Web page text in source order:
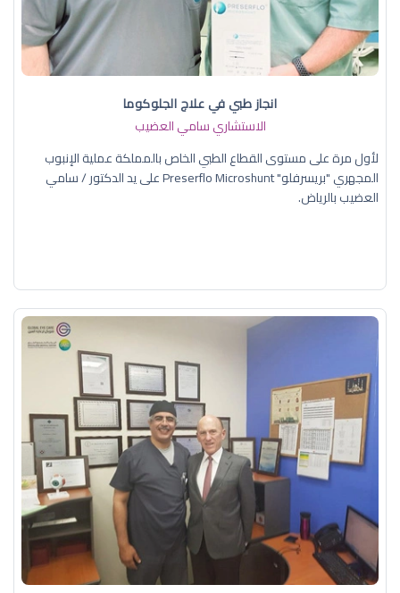
انجاز طبي في علاج الجلوكوما
الاستشاري سامي العضيب
لأول مرة على مستوى القطاع الطبي الخاص بالمملكة عملية الإنبوب
المجهري "بريسرفلو" Preserflo Microshunt على يد الدكتور / سامي
العضيب بالرياض.